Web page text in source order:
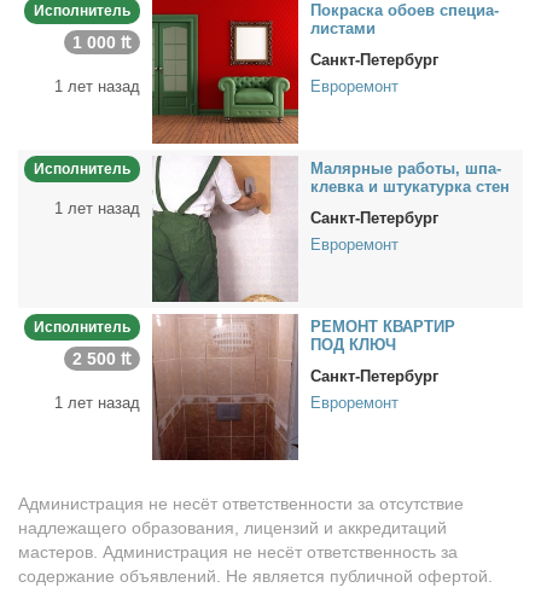
Исполнитель
1 000 ₶
1 лет назад
По­крас­ка обо­ев спе­ци­а­
ли­ста­ми
Санкт-Петербург
Евроремонт
Исполнитель
1 лет назад
Ма­ляр­ные ра­бо­ты, шпа­
клев­ка и шту­ка­тур­ка стен
Санкт-Петербург
Евроремонт
Исполнитель
2 500 ₶
1 лет назад
РЕМОНТ КВАРТИР
ПОД КЛЮЧ
Санкт-Петербург
Евроремонт
Администрация не несёт ответственности за отсутствие
надлежащего образования, лицензий и аккредитаций
мастеров. Администрация не несёт ответственность за
содержание объявлений. Не является публичной офертой.